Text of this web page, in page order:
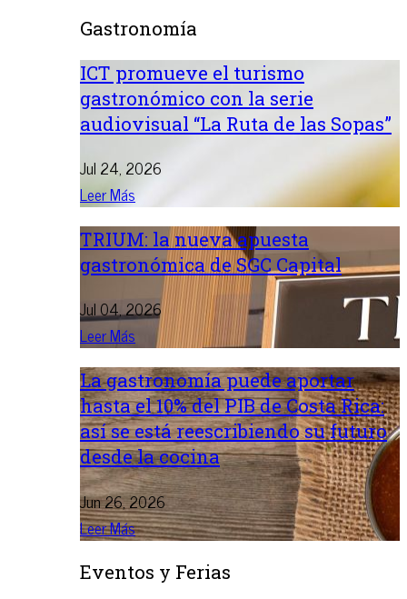
Gastronomía
ICT promueve el turismo
gastronómico con la serie
audiovisual “La Ruta de las Sopas”
Jul 24, 2026
Leer Más
TRIUM: la nueva apuesta
gastronómica de SGC Capital
Jul 04, 2026
Leer Más
La gastronomía puede aportar
hasta el 10% del PIB de Costa Rica:
así se está reescribiendo su futuro
desde la cocina
Jun 26, 2026
Leer Más
Eventos y Ferias